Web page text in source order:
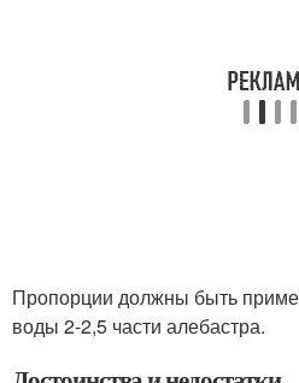
Пропорции должны быть
воды 2-2,5 части алебастра.